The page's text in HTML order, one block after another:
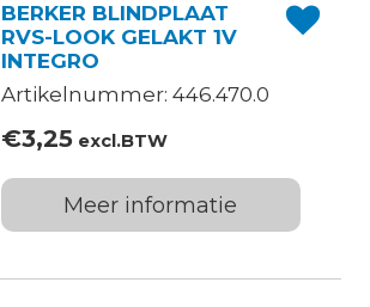
BERKER BLINDPLAAT
RVS-LOOK GELAKT 1V
INTEGRO
Artikelnummer: 446.470.0
€3,25excl.BTW
Meer informatie